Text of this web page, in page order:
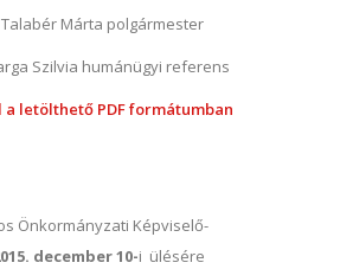
Talabér Márta polgármester
Szilvia humánügyi referens
letölthető PDF formátumban
Önkormányzati Képviselő-
december 10-i ülésére